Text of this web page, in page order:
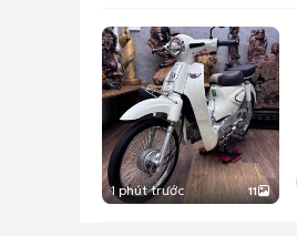
1 phút trước 11